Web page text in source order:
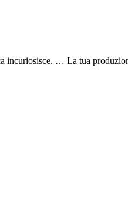
… La tua